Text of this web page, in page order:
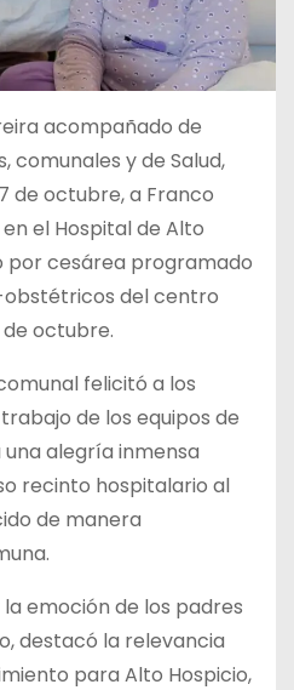
acompañado de
comunales y de Salud,
de octubre, a Franco
el Hospital de Alto
por cesárea programado
del centro
de octubre.
felicitó a los
de los equipos de
una alegría inmensa
recinto hospitalario al
de manera
emoción de los padres
destacó la relevancia
para Alto Hospicio,